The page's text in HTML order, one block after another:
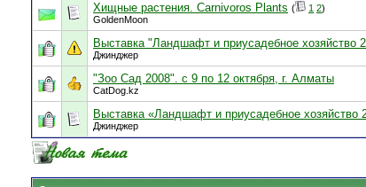
Хищные растения. Carnivoros Plants ( 1 2)
GoldenMoon
Выставка "Ландшафт и приусадебное хозяйство
Джинджер
"Зоо Сад 2008". с 9 по 12 октября, г. Алматы
CatDog.kz
Выставка «Ландшафт и приусадебное хозяйство
Джинджер